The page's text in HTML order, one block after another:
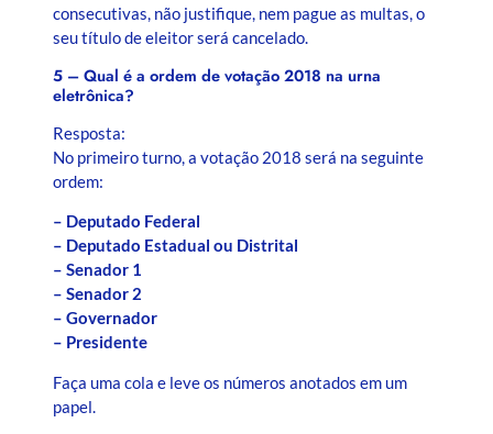
consecutivas, não justifique, nem pague as multas, o
seu título de eleitor será cancelado.
5 – Qual é a ordem de votação 2018 na urna
eletrônica?
Resposta:
No primeiro turno, a votação 2018 será na seguinte
ordem:
– Deputado Federal
– Deputado Estadual ou Distrital
– Senador 1
– Senador 2
– Governador
– Presidente
Faça uma cola e leve os números anotados em um
papel.